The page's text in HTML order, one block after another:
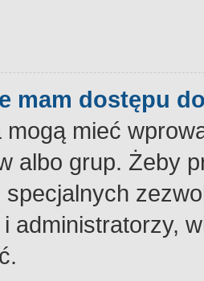
mam dostępu
mogą mieć
albo grup. Żeby
specjalnych
administratorzy,